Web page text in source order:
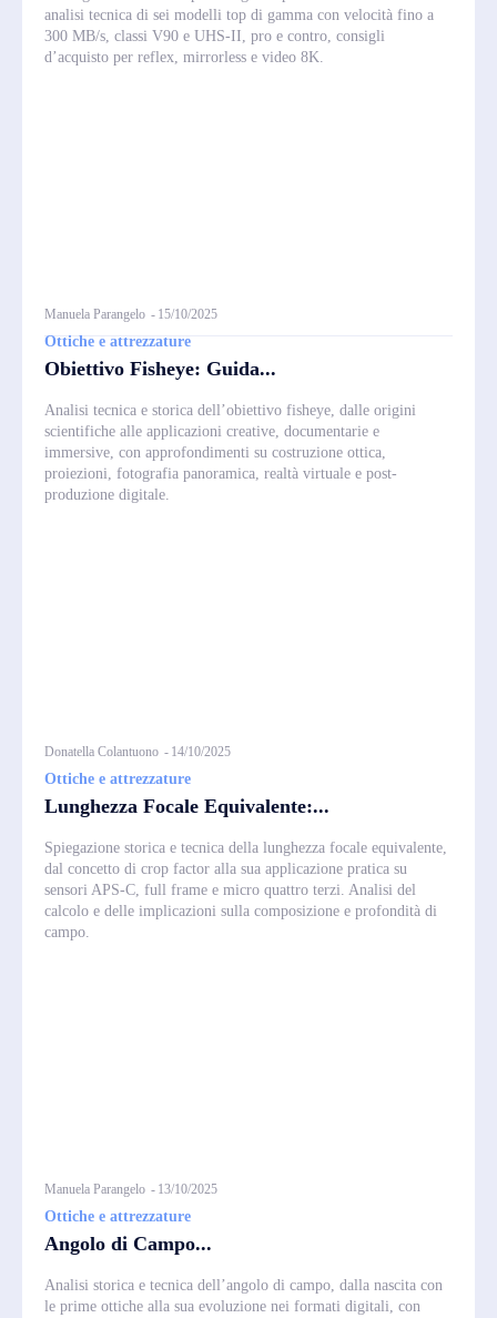
analisi tecnica di sei modelli top di gamma con velocità fino a
300 MB/s, classi V90 e UHS-II, pro e contro, consigli
d’acquisto per reflex, mirrorless e video 8K.
Manuela Parangelo - 15/10/2025
Ottiche e attrezzature
Obiettivo Fisheye: Guida...
Analisi tecnica e storica dell’obiettivo fisheye, dalle origini
scientifiche alle applicazioni creative, documentarie e
immersive, con approfondimenti su costruzione ottica,
proiezioni, fotografia panoramica, realtà virtuale e post-
produzione digitale.
Donatella Colantuono - 14/10/2025
Ottiche e attrezzature
Lunghezza Focale Equivalente:...
Spiegazione storica e tecnica della lunghezza focale equivalente,
dal concetto di crop factor alla sua applicazione pratica su
sensori APS-C, full frame e micro quattro terzi. Analisi del
calcolo e delle implicazioni sulla composizione e profondità di
campo.
Manuela Parangelo - 13/10/2025
Ottiche e attrezzature
Angolo di Campo...
Analisi storica e tecnica dell’angolo di campo, dalla nascita con
le prime ottiche alla sua evoluzione nei formati digitali, con